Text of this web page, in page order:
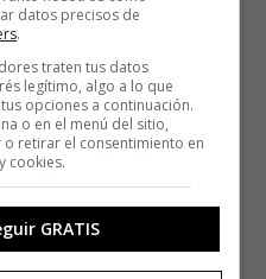
datos precisos de
.
traten tus datos
legítimo, algo a lo que
opciones a continuación.
o en el menú del sitio,
retirar el consentimiento en
cookies.
GRATIS